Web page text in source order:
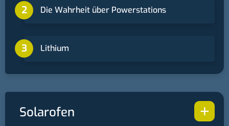
Die Wahrheit über Powerstations
Lithium
+
Solarofen